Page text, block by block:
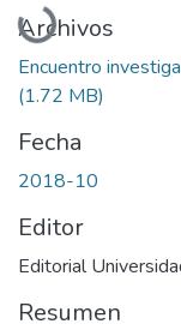
Archivos
Encuentro
(1.72 MB)
Fecha
2018-10
Editor
Editorial
Resumen